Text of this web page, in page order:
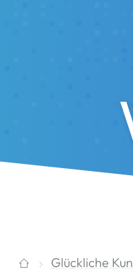
Glückliche